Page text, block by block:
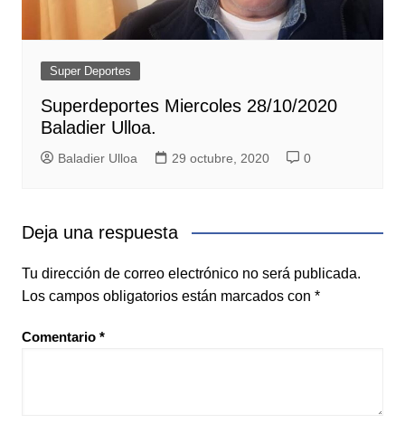
Super Deportes
Superdeportes Miercoles 28/10/2020
Baladier Ulloa.
Baladier Ulloa 29 octubre, 2020 0
Deja una respuesta
Tu dirección de correo electrónico no será publicada.
Los campos obligatorios están marcados con *
Comentario *